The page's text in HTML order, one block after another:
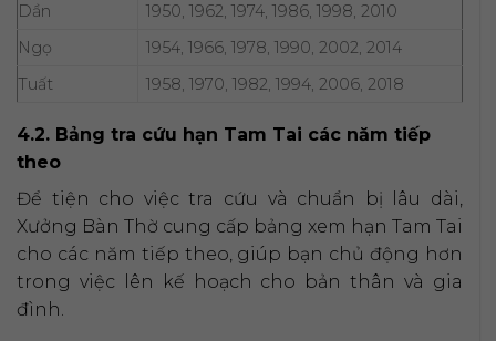
Dần
1950, 1962, 1974, 1986, 1998, 2010
Ngọ
1954, 1966, 1978, 1990, 2002, 2014
Tuất
1958, 1970, 1982, 1994, 2006, 2018
4.2. Bảng tra cứu hạn Tam Tai các năm tiếp
theo
Để tiện cho việc tra cứu và chuẩn bị lâu dài,
Xưởng Bàn Thờ cung cấp bảng xem hạn Tam Tai
cho các năm tiếp theo, giúp bạn chủ động hơn
trong việc lên kế hoạch cho bản thân và gia
đình.